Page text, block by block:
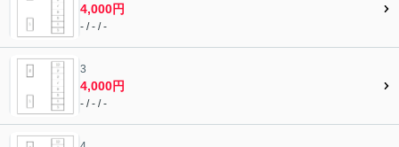
4,000円
- / - / -
3
4,000円
- / - / -